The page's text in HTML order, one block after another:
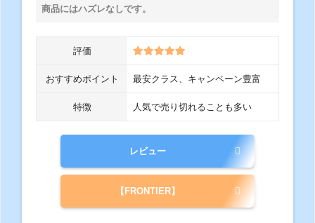
商品にはハズレなしです。
評価
おすすめポイント 最安クラス、キャンペーン豊富
特徴 人気で売り切れることも多い
レビュー
【FRONTIER】